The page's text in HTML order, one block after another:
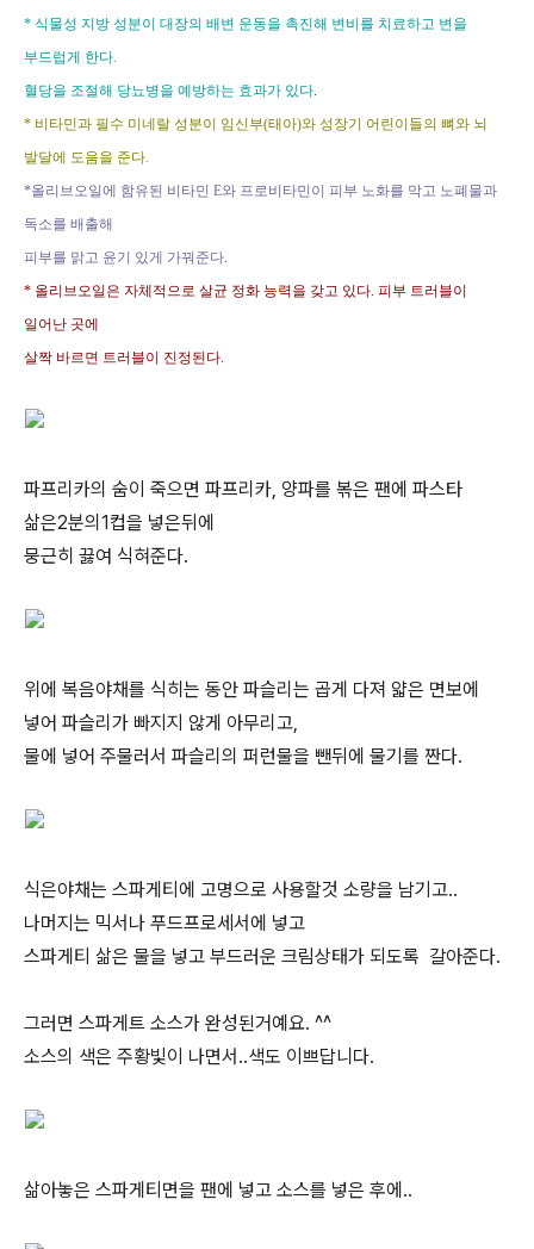
* 식물성 지방 성분이 대장의 배변 운동을 촉진해 변비를 치료하고 변을
부드럽게 한다.
혈당을 조절해 당뇨병을 예방하는 효과가 있다.
* 비타민과 필수 미네랄 성분이 임신부(태아)와 성장기 어린이들의 뼈와 뇌
발달에 도움을 준다.
*올리브오일에 함유된 비타민 E와 프로비타민이 피부 노화를 막고 노폐물과
독소를 배출해
피부를 맑고 윤기 있게 가꿔준다.
* 올리브오일은 자체적으로 살균 정화 능력을 갖고 있다. 피부 트러블이
일어난 곳에
살짝 바르면 트러블이 진정된다.
파프리카의 숨이 죽으면 파프리카, 양파를 볶은 팬에 파스타
삶은2분의1컵을 넣은뒤에
뭉근히 끓여 식혀준다.
위에 복음야채를 식히는 동안 파슬리는 곱게 다져 얇은 면보에
넣어 파슬리가 빠지지 않게 아무리고,
물에 넣어 주물러서 파슬리의 퍼런물을 뺀뒤에 물기를 짠다.
식은야채는 스파게티에 고명으로 사용할것 소량을 남기고..
나머지는 믹서나 푸드프로세서에 넣고
스파게티 삶은 물을 넣고 부드러운 크림상태가 되도록 갈아준다.
그러면 스파게트 소스가 완성된거예요. ^^
소스의 색은 주황빛이 나면서..색도 이쁘답니다.
삶아놓은 스파게티면을 팬에 넣고 소스를 넣은 후에..